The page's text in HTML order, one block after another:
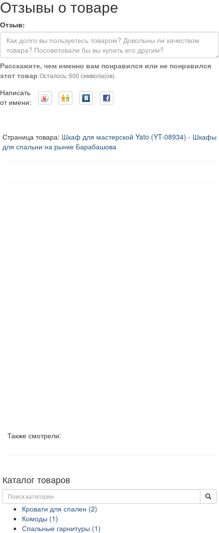
Отзывы о товаре
Отзыв:
Расскажите, чем именно вам понравился или не понравился
этот товар Осталось: 500 символа(ов).
Написать
от имени:
Страница товара: Шкаф для мастерской Yato (YT-08934) - Шкафы
для спальни на рынке Барабашова
Также смотрели:
Каталог товаров
Кровати для спален (2)
Комоды (1)
Спальные гарнитуры (1)